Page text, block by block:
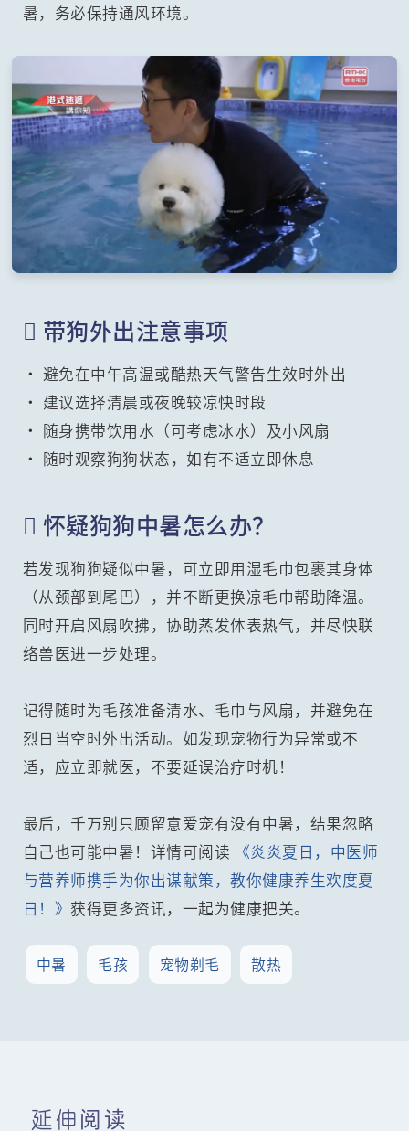
暑，务必保持通风环境。
 带狗外出注意事项
• 避免在中午高温或酷热天气警告生效时外出
• 建议选择清晨或夜晚较凉快时段
• 随身携带饮用水（可考虑冰水）及小风扇
• 随时观察狗狗状态，如有不适立即休息
 怀疑狗狗中暑怎么办？
若发现狗狗疑似中暑，可立即用湿毛巾包裹其身体
（从颈部到尾巴），并不断更换凉毛巾帮助降温。
同时开启风扇吹拂，协助蒸发体表热气，并尽快联
络兽医进一步处理。
记得随时为毛孩准备清水、毛巾与风扇，并避免在
烈日当空时外出活动。如发现宠物行为异常或不
适，应立即就医，不要延误治疗时机！
最后，千万别只顾留意爱宠有没有中暑，结果忽略
自己也可能中暑！详情可阅读 《炎炎夏日，中医师
与营养师携手为你出谋献策，教你健康养生欢度夏
日！》 获得更多资讯，一起为健康把关。
中暑 毛孩 宠物剃毛 散热
延伸阅读